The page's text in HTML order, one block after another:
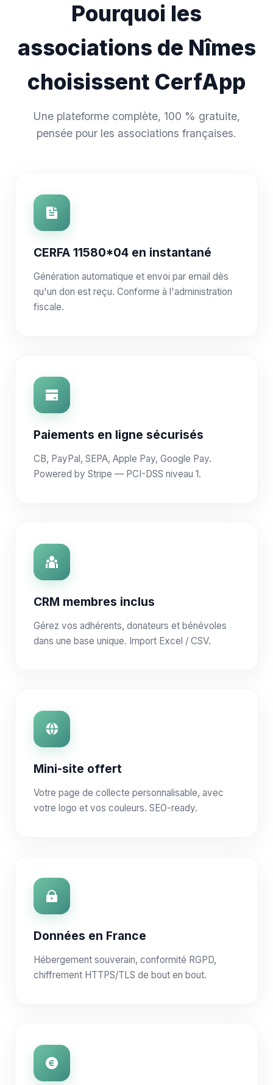
Pourquoi les
associations de Nîmes
choisissent CerfApp
Une plateforme complète, 100 % gratuite,
pensée pour les associations françaises.
CERFA 11580*04 en instantané
Génération automatique et envoi par email dès
qu'un don est reçu. Conforme à l'administration
fiscale.
Paiements en ligne sécurisés
CB, PayPal, SEPA, Apple Pay, Google Pay.
Powered by Stripe — PCI-DSS niveau 1.
CRM membres inclus
Gérez vos adhérents, donateurs et bénévoles
dans une base unique. Import Excel / CSV.
Mini-site offert
Votre page de collecte personnalisable, avec
votre logo et vos couleurs. SEO-ready.
Données en France
Hébergement souverain, conformité RGPD,
chiffrement HTTPS/TLS de bout en bout.